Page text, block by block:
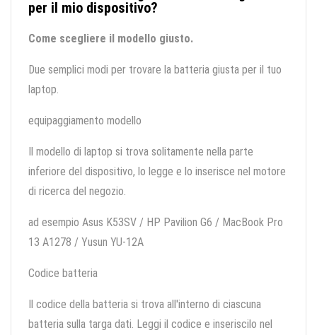
per il mio dispositivo?
Come scegliere il modello giusto.
Due semplici modi per trovare la batteria giusta per il tuo
laptop.
equipaggiamento modello
Il modello di laptop si trova solitamente nella parte
inferiore del dispositivo, lo legge e lo inserisce nel motore
di ricerca del negozio.
ad esempio Asus K53SV / HP Pavilion G6 / MacBook Pro
13 A1278 / Yusun YU-12A
Codice batteria
Il codice della batteria si trova all'interno di ciascuna
batteria sulla targa dati. Leggi il codice e inseriscilo nel